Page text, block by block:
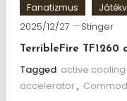
Fanatizmus
2025/12/27 Stinger
TerribleFire TF1260
Tagged active cooling
accelerator,